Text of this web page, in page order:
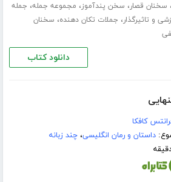
، سخنان قصار، سخن پندآموز، مجموعه جمله، جمله
و تاثیرگذار، جملات تکان دهنده، سخنان
دانلود کتاب
کافکا
داستان و رمان انگلیسی،چند زبانه